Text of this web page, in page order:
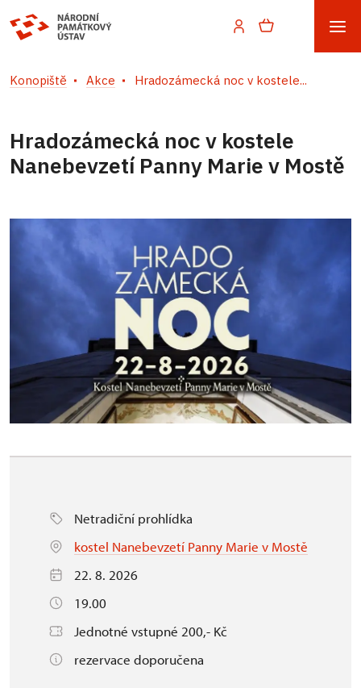
Konopiště Akce Hradozámecká noc v kostele...
Hradozámecká noc v kostele
Nanebevzetí Panny Marie v Mostě
Netradiční prohlídka
kostel Nanebevzetí Panny Marie v Mostě
22. 8. 2026
19.00
Jednotné vstupné 200,- Kč
rezervace doporučena